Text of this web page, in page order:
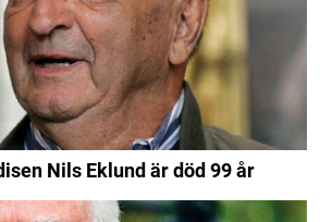
Nils Eklund är död 99 år